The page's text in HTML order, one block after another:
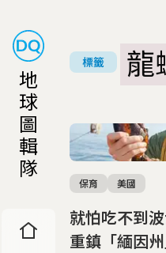
地
球
圖
輯
隊
標籤 龍
就怕吃不到波士頓
重鎮「緬因
保育 美國